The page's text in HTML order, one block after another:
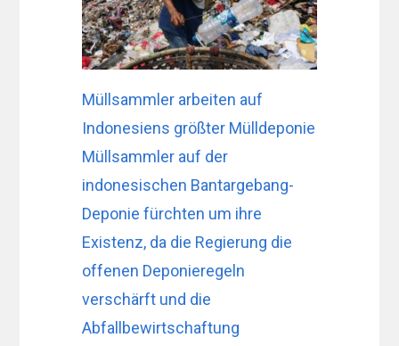
Müllsammler arbeiten auf
Indonesiens größter Mülldeponie
Müllsammler auf der
indonesischen Bantargebang-
Deponie fürchten um ihre
Existenz, da die Regierung die
offenen Deponieregeln
verschärft und die
Abfallbewirtschaftung